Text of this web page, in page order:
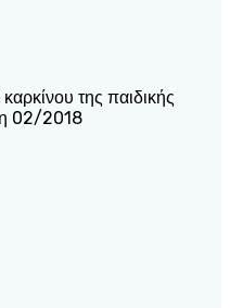
της παιδικής
02/2018